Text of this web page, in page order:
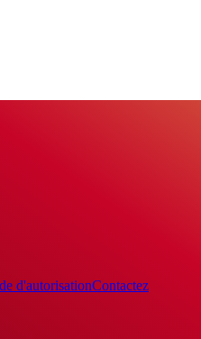
d'autorisationContactez